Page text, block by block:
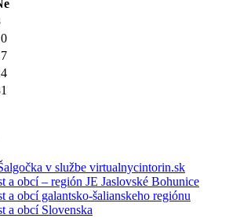
v službe virtualnycintorin.sk
a obcí – región JE Jaslovské Bohunice
a obcí galantsko-šalianskeho regiónu
a obcí Slovenska